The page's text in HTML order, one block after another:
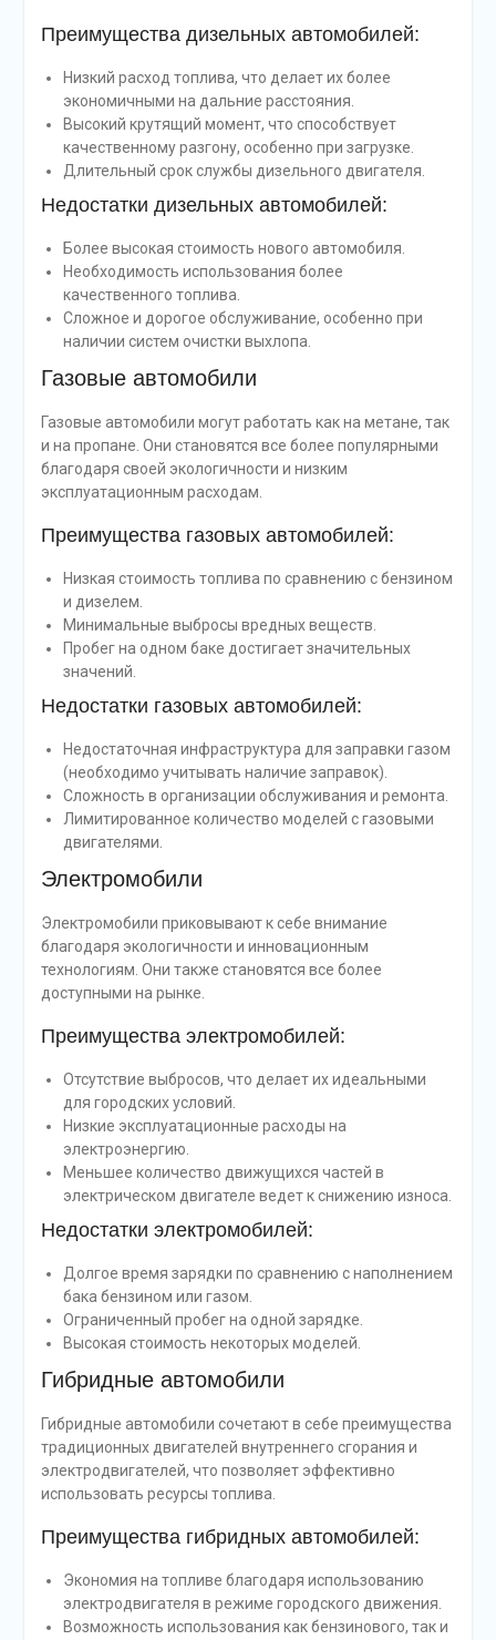
Преимущества дизельных автомобилей:
Низкий расход топлива, что делает их более
экономичными на дальние расстояния.
Высокий крутящий момент, что способствует
качественному разгону, особенно при загрузке.
Длительный срок службы дизельного двигателя.
Недостатки дизельных автомобилей:
Более высокая стоимость нового автомобиля.
Необходимость использования более
качественного топлива.
Сложное и дорогое обслуживание, особенно при
наличии систем очистки выхлопа.
Газовые автомобили
Газовые автомобили могут работать как на метане, так
и на пропане. Они становятся все более популярными
благодаря своей экологичности и низким
эксплуатационным расходам.
Преимущества газовых автомобилей:
Низкая стоимость топлива по сравнению с бензином
и дизелем.
Минимальные выбросы вредных веществ.
Пробег на одном баке достигает значительных
значений.
Недостатки газовых автомобилей:
Недостаточная инфраструктура для заправки газом
(необходимо учитывать наличие заправок).
Сложность в организации обслуживания и ремонта.
Лимитированное количество моделей с газовыми
двигателями.
Электромобили
Электромобили приковывают к себе внимание
благодаря экологичности и инновационным
технологиям. Они также становятся все более
доступными на рынке.
Преимущества электромобилей:
Отсутствие выбросов, что делает их идеальными
для городских условий.
Низкие эксплуатационные расходы на
электроэнергию.
Меньшее количество движущихся частей в
электрическом двигателе ведет к снижению износа.
Недостатки электромобилей:
Долгое время зарядки по сравнению с наполнением
бака бензином или газом.
Ограниченный пробег на одной зарядке.
Высокая стоимость некоторых моделей.
Гибридные автомобили
Гибридные автомобили сочетают в себе преимущества
традиционных двигателей внутреннего сгорания и
электродвигателей, что позволяет эффективно
использовать ресурсы топлива.
Преимущества гибридных автомобилей:
Экономия на топливе благодаря использованию
электродвигателя в режиме городского движения.
Возможность использования как бензинового, так и